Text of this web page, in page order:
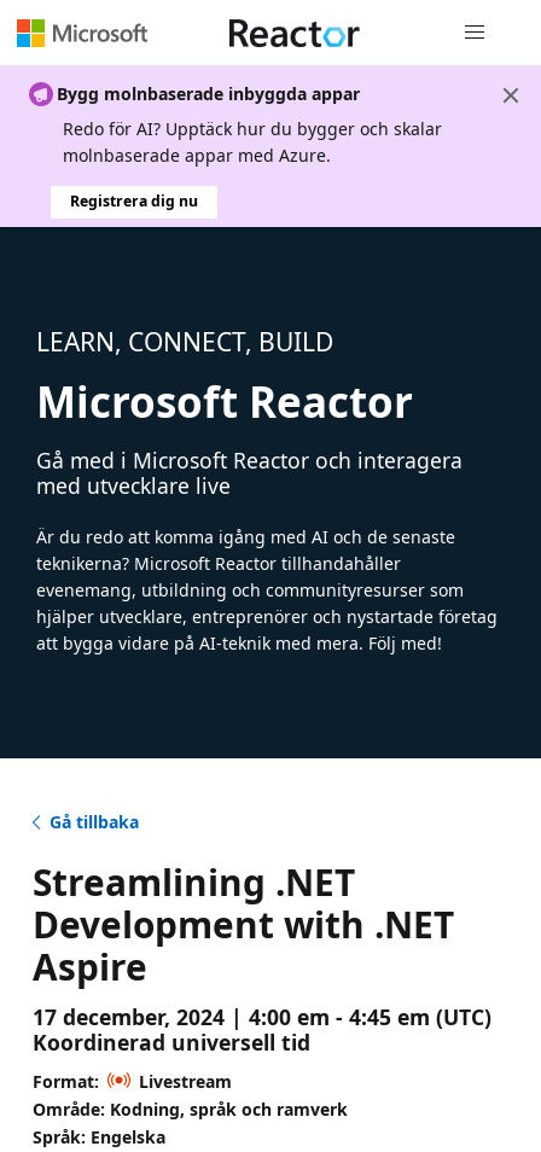
Bygg molnbaserade inbyggda appar
Redo för AI? Upptäck hur du bygger och skalar
molnbaserade appar med Azure.
Registrera dig nu
LEARN, CONNECT, BUILD
Microsoft Reactor
Gå med i Microsoft Reactor och interagera
med utvecklare live
Är du redo att komma igång med AI och de senaste
teknikerna? Microsoft Reactor tillhandahåller
evenemang, utbildning och communityresurser som
hjälper utvecklare, entreprenörer och nystartade företag
att bygga vidare på AI-teknik med mera. Följ med!
Gå tillbaka
Streamlining .NET
Development with .NET
Aspire
17 december, 2024 | 4:00 em - 4:45 em (UTC)
Koordinerad universell tid
Format:
Livestream
Område: Kodning, språk och ramverk
Språk: Engelska